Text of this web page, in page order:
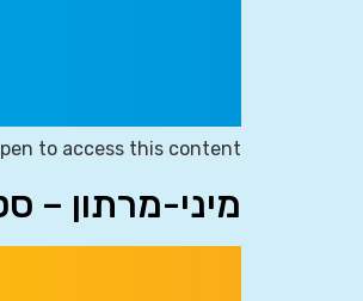
to access this content
מיני-מרתון –